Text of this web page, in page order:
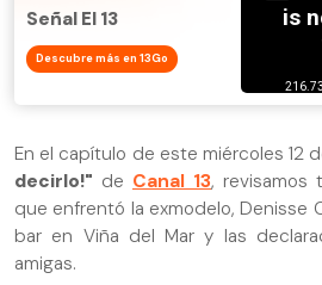
Señal El 13
Descubre más en 13Go
En el capítulo de este miércoles 12
decirlo!" de Canal 13, revisamos
que enfrentó la exmodelo, Denisse
bar en Viña del Mar y las
amigas.